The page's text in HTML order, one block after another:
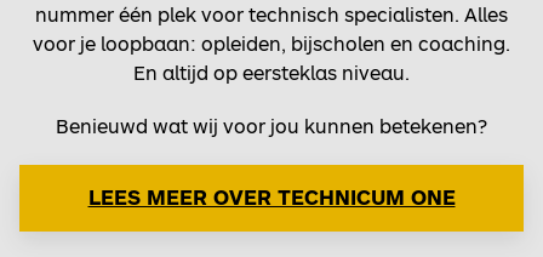
nummer één plek voor technisch specialisten. Alles
voor je loopbaan: opleiden, bijscholen en coaching.
En altijd op eersteklas niveau.
Benieuwd wat wij voor jou kunnen betekenen?
LEES MEER OVER TECHNICUM ONE